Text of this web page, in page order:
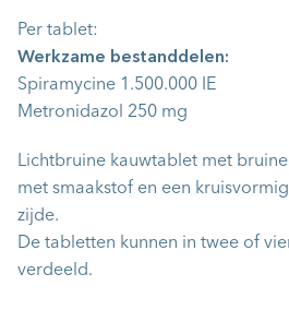
Per tablet:
Werkzame bestanddelen:
Spiramycine 1.500.000 IE
Metronidazol 250 mg
Lichtbruine kauwtablet met
met smaakstof en een
zijde.
De tabletten kunnen in twee of
verdeeld.